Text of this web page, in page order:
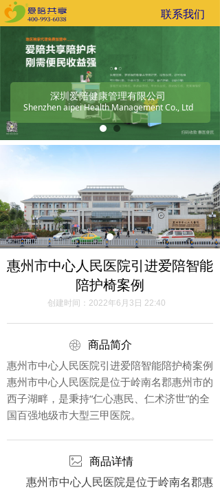
联系我们
深圳爱陪健康管理有限公司
Shenzhen aipei Health Management Co., Ltd
惠州市中心人民医院引进爱陪智能
陪护椅案例
商品简介
创建时间： 2022年6月3日 22:40
惠州市中心人民医院引进爱陪智能陪护椅案例
惠州市中心人民医院是位于岭南名郡惠州市的
西子湖畔，是秉持“仁心惠民、仁术济世”的全
国百强地级市大型三甲医院。
商品详情
惠州市中心人民医院是位于岭南名郡惠
ꁵ
ꂈ